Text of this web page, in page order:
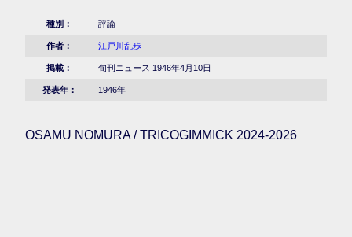
種別： 評論
作者： 江戸川乱歩
掲載： 旬刊ニュース 1946年4月10日
発表年： 1946年
OSAMU NOMURA / TRICOGIMMICK 2024-2026